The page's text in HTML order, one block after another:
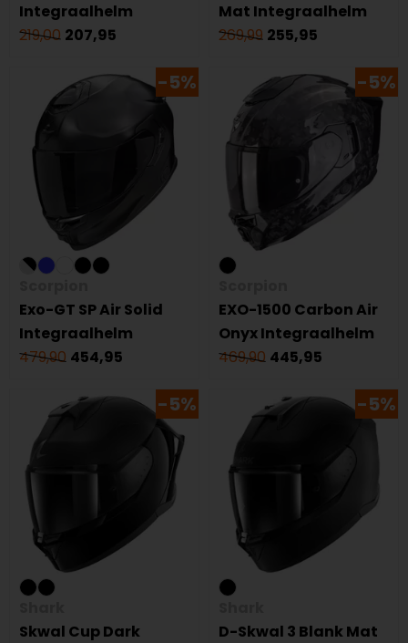
Integraalhelm
219,00 207,95
Mat Integraalhelm
269,99 255,95
-5%
Exo-GT SP Air Solid
Integraalhelm
479,90 454,95
-5%
EXO-1500 Carbon Air
Onyx Integraalhelm
469,90 445,95
-5%
Skwal Cup Dark
-5%
D-Skwal 3 Blank Mat